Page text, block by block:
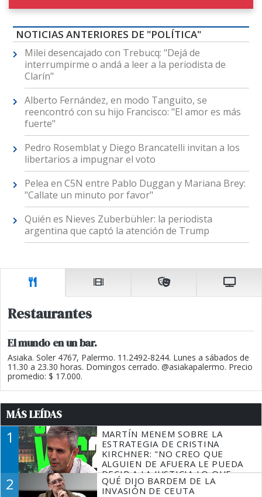
NOTICIAS ANTERIORES DE "POLÍTICA"
Milei desencajado con Trebucq: "Dejá de
interrumpirme o andá a leer a la periodista de
Clarín"
Alberto Fernández, en modo Tanguito, se
reencontró con su hijo Francisco: "El amor es más
fuerte"
Pedro Rosemblat y Diego Brancatelli invitan a los
libertarios a impugnar el voto
Pelea en C5N entre Pablo Duggan y Mariana Brey:
"Callate un minuto por favor"
Quién es Nieves Zuberbühler: la periodista
argentina que captó la atención de Trump
Restaurantes
El mundo en un bar.
Asiaka. Soler 4767, Palermo. 11.2492-8244. Lunes a sábados de
11.30 a 23.30 horas. Domingos cerrado. @asiakapalermo. Precio
promedio: $ 17.000.
MÁS LEÍDAS
1
MARTÍN MENEM SOBRE LA
ESTRATEGIA DE CRISTINA
KIRCHNER: "NO CREO QUE
ALGUIEN DE AFUERA LE PUEDA
DECIR A LA JUSTICIA LO QUE
TIENE QUE HACER"
2
QUÉ DIJO BARDEM DE LA
INVASIÓN DE CEUTA